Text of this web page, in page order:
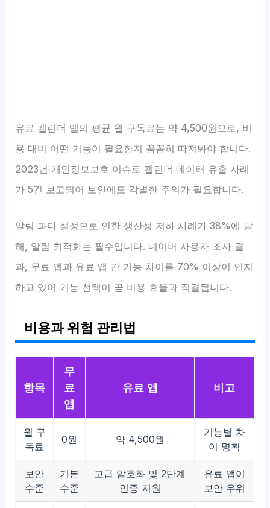
유료 캘린더 앱의 평균 월 구독료는 약 4,500원으로, 비
용 대비 어떤 기능이 필요한지 꼼꼼히 따져봐야 합니다.
2023년 개인정보보호 이슈로 캘린더 데이터 유출 사례
가 5건 보고되어 보안에도 각별한 주의가 필요합니다.
알림 과다 설정으로 인한 생산성 저하 사례가 38%에 달
해, 알림 최적화는 필수입니다. 네이버 사용자 조사 결
과, 무료 앱과 유료 앱 간 기능 차이를 70% 이상이 인지
하고 있어 기능 선택이 곧 비용 효율과 직결됩니다.
비용과 위험 관리법
항목
무
료
앱
유료 앱 비고
월 구
독료
0원 약 4,500원
기능별 차
이 명확
보안
수준
기본
수준
고급 암호화 및 2단계
인증 지원
유료 앱이
보안 우위